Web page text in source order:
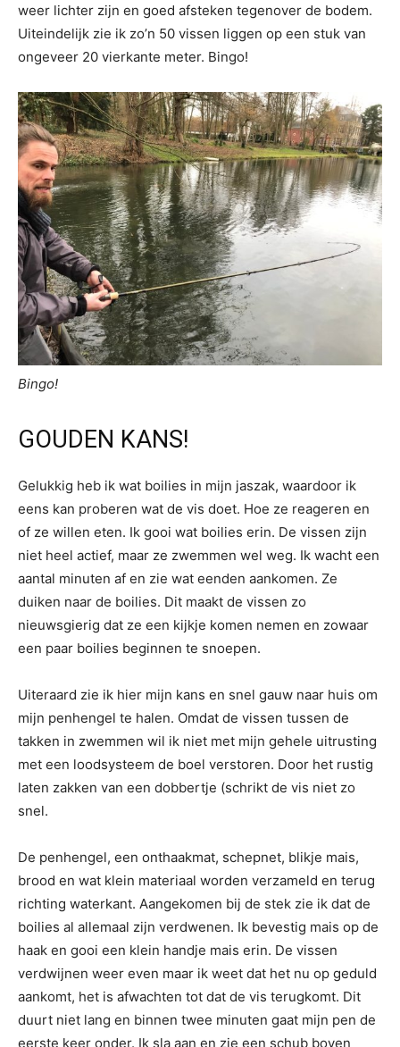
weer lichter zijn en goed afsteken tegenover de bodem.
Uiteindelijk zie ik zo’n 50 vissen liggen op een stuk van
ongeveer 20 vierkante meter. Bingo!
Bingo!
GOUDEN KANS!
Gelukkig heb ik wat boilies in mijn jaszak, waardoor ik
eens kan proberen wat de vis doet. Hoe ze reageren en
of ze willen eten. Ik gooi wat boilies erin. De vissen zijn
niet heel actief, maar ze zwemmen wel weg. Ik wacht een
aantal minuten af en zie wat eenden aankomen. Ze
duiken naar de boilies. Dit maakt de vissen zo
nieuwsgierig dat ze een kijkje komen nemen en zowaar
een paar boilies beginnen te snoepen.
Uiteraard zie ik hier mijn kans en snel gauw naar huis om
mijn penhengel te halen. Omdat de vissen tussen de
takken in zwemmen wil ik niet met mijn gehele uitrusting
met een loodsysteem de boel verstoren. Door het rustig
laten zakken van een dobbertje (schrikt de vis niet zo
snel.
De penhengel, een onthaakmat, schepnet, blikje mais,
brood en wat klein materiaal worden verzameld en terug
richting waterkant. Aangekomen bij de stek zie ik dat de
boilies al allemaal zijn verdwenen. Ik bevestig mais op de
haak en gooi een klein handje mais erin. De vissen
verdwijnen weer even maar ik weet dat het nu op geduld
aankomt, het is afwachten tot dat de vis terugkomt. Dit
duurt niet lang en binnen twee minuten gaat mijn pen de
eerste keer onder. Ik sla aan en zie een schub boven